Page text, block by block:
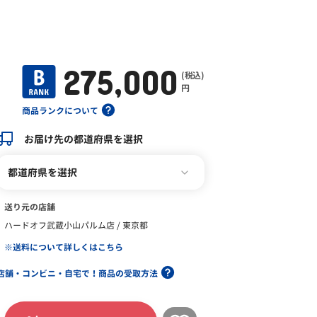
商品ランクについて
275,000 (税込)
円
お届け先の都道府県を選択
都道府県を選択
送り元の店舗
ハードオフ武蔵小山パルム店 / 東京都
※送料について詳しくはこちら
舗・コンビニ・自宅で！商品の受取方法